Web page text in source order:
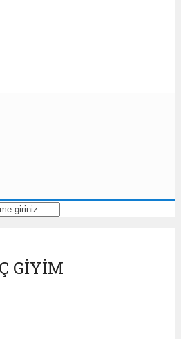
GİYİM